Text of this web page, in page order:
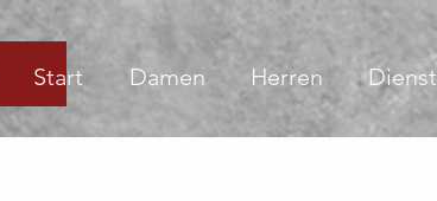
Start Damen Herren